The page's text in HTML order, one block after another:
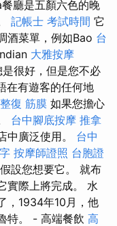
廳是五顏六色的晚
記帳士 考試時間 它
酒菜單，例如Bao 台
大雅按摩
很好，但是您不必
在有遊客的任何地
復 筋膜 如果您擔心
台中腳底按摩 推拿
中廣泛使用。 台中
按摩師證照 台胞證
設您想要它。 就布
實際上將完成。 水
，1934年10月，他
特。 - 高端餐飲 高